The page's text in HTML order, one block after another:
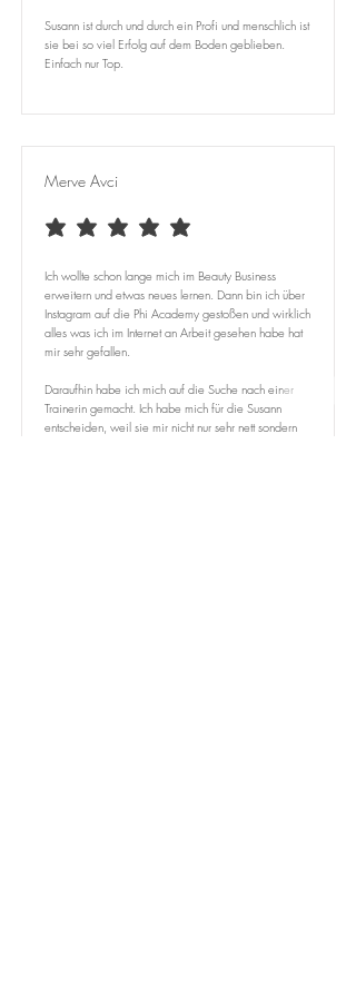
Susann ist durch und durch ein Profi und menschlich ist
sie bei so viel Erfolg auf dem Boden geblieben.
Einfach nur Top.
Merve Avci
durchschnittliches Rating ist 5 von 5
Ich wollte schon lange mich im Beauty Business
erweitern und etwas neues lernen. Dann bin ich über
Instagram auf die Phi Academy gestoßen und wirklich
alles was ich im Internet an Arbeit gesehen habe hat
mir sehr gefallen.
Daraufhin habe ich mich auf die Suche nach einer
Trainerin gemacht. Ich habe mich für die Susann
entscheiden, weil sie mir nicht nur sehr nett sondern